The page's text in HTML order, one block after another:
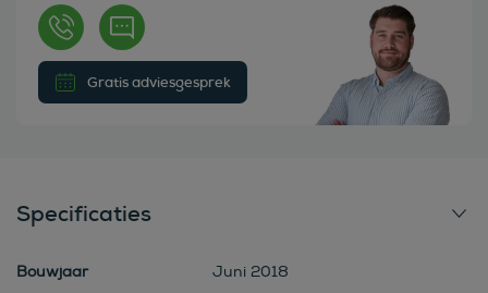
Gratis adviesgesprek
Specificaties
Bouwjaar
Juni 2018